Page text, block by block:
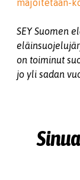
majoitetaan-
SEY Suomen
on toiminut
jo yli sadan